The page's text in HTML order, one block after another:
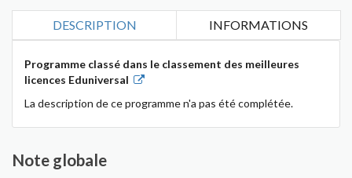
DESCRIPTION INFORMATIONS
Programme classé dans le classement des meilleures
licences Eduniversal
La description de ce programme n'a pas été complétée.
Note globale